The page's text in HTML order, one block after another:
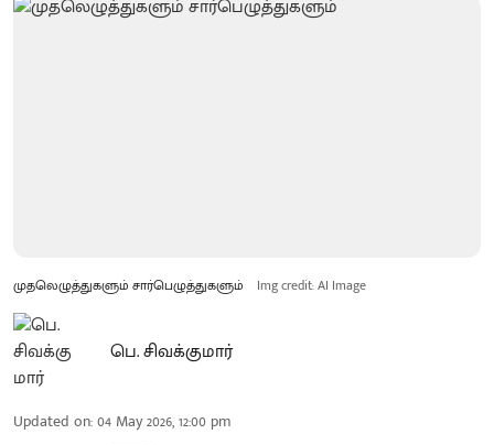
முதலெழுத்துகளும் சார்பெழுத்துகளும் Img credit: AI Image
பெ. சிவக்குமார்
Updated on:04 May 2026, 12:00 pm